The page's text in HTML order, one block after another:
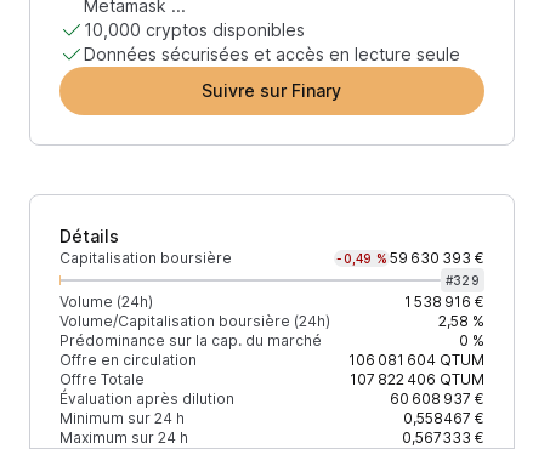
Metamask ...
10,000 cryptos disponibles
Données sécurisées et accès en lecture seule
Suivre sur Finary
Détails
Capitalisation boursière -0,49 % 59 630 393 €
#329
Volume (24h)
1 538 916 €
Volume/Capitalisation boursière (24h)
2,58 %
Prédominance sur la cap. du marché
0 %
Offre en circulation
106 081 604QTUM
Offre Totale
107 822 406 QTUM
Évaluation après dilution
60 608 937 €
Minimum sur 24 h
0,558467 €
Maximum sur 24 h
0,567333 €